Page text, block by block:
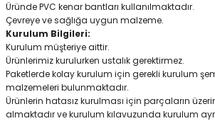
Üründe PVC kenar bantları kullanılmaktadır.
Çevreye ve sağlığa uygun malzeme.
Kurulum Bilgileri:
Kurulum müşteriye aittir.
Ürünlerimiz kurulurken ustalık gerektirmez.
Paketlerde kolay kurulum için gerekli kurulum
malzemeleri bulunmaktadır.
Ürünlerin hatasız kurulması için parçaların
almaktadır ve kurulum kılavuzunda kurulum